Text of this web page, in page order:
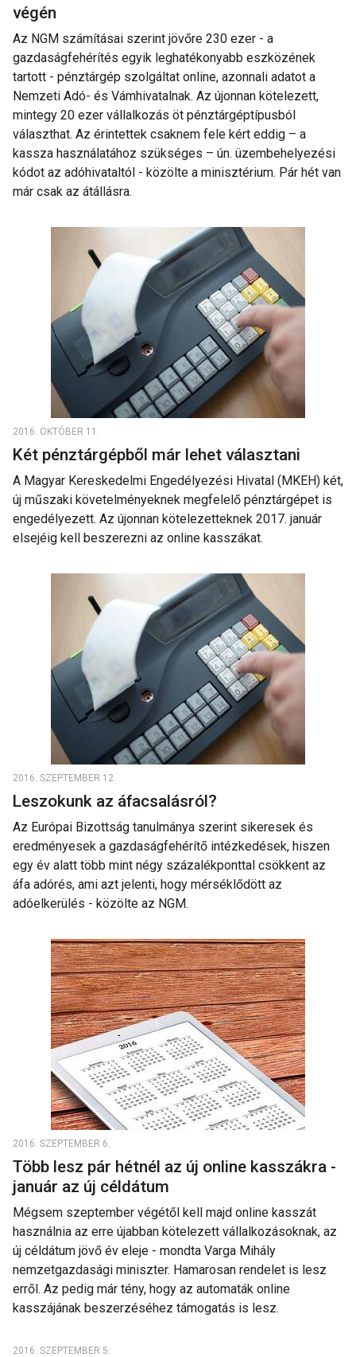
végén
Az NGM számításai szerint jövőre 230 ezer - a
gazdaságfehérítés egyik leghatékonyabb eszközének
tartott - pénztárgép szolgáltat online, azonnali adatot a
Nemzeti Adó- és Vámhivatalnak. Az újonnan kötelezett,
mintegy 20 ezer vállalkozás öt pénztárgéptípusból
választhat. Az érintettek csaknem fele kért eddig – a
kassza használatához szükséges – ún. üzembehelyezési
kódot az adóhivataltól - közölte a minisztérium. Pár hét van
már csak az átállásra.
2016. OKTÓBER 11.
Két pénztárgépből már lehet választani
A Magyar Kereskedelmi Engedélyezési Hivatal (MKEH) két,
új műszaki követelményeknek megfelelő pénztárgépet is
engedélyezett. Az újonnan kötelezetteknek 2017. január
elsejéig kell beszerezni az online kasszákat.
2016. SZEPTEMBER 12.
Leszokunk az áfacsalásról?
Az Európai Bizottság tanulmánya szerint sikeresek és
eredményesek a gazdaságfehérítő intézkedések, hiszen
egy év alatt több mint négy százalékponttal csökkent az
áfa adórés, ami azt jelenti, hogy mérséklődött az
adóelkerülés - közölte az NGM.
2016. SZEPTEMBER 6.
Több lesz pár hétnél az új online kasszákra -
január az új céldátum
Mégsem szeptember végétől kell majd online kasszát
használnia az erre újabban kötelezett vállalkozásoknak, az
új céldátum jövő év eleje - mondta Varga Mihály
nemzetgazdasági miniszter. Hamarosan rendelet is lesz
erről. Az pedig már tény, hogy az automaták online
kasszájának beszerzéséhez támogatás is lesz.
2016. SZEPTEMBER 5.